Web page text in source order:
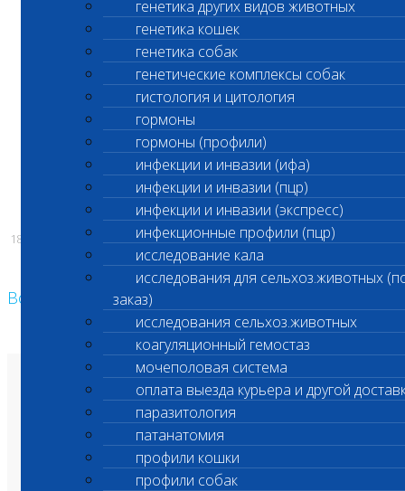
генетика других видов животных
генетика кошек
генетика собак
генетические комплексы собак
гистология и цитология
гормоны
гормоны (профили)
инфекции и инвазии (ифа)
инфекции и инвазии (пцр)
инфекции и инвазии (экспресс)
инфекционные профили (пцр)
исследование кала
исследования для сельхоз.животных
заказ)
исследования сельхоз.животных
коагуляционный гемостаз
мочеполовая система
оплата выезда курьера и другой
паразитология
патанатомия
профили кошки
профили собак
ПРИОСТАНОВЛЕНО ВЫПОЛНЕНИЕ
Срочных клинических исследования
Код 201,207,230,231
С уважением,
Администрация ООО «Шанс Био»
18.05.2026
Возврат к списку
О лаборатории
Анализы и цены
Ветеринарные центры
Владельцам
Врачам и клиникам
Бланки лаборатории
Банк донорской крови
Адреса лабораторий